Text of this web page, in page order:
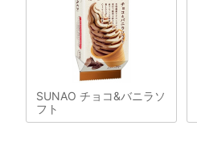
SUNAO チョコ&バニラソ
フト